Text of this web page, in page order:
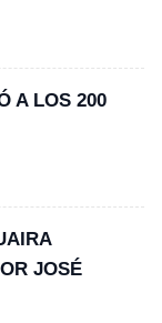
A LOS 200
JOSÉ